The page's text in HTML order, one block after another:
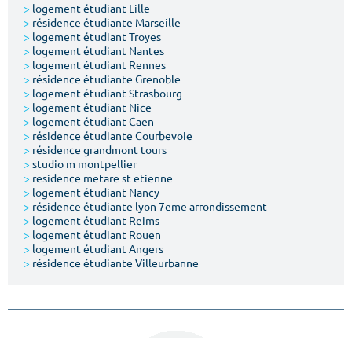
Votre date d'entrée
Chercher
> logement étudiant Lille
> résidence étudiante Marseille
> logement étudiant Troyes
> logement étudiant Nantes
> logement étudiant Rennes
> résidence étudiante Grenoble
> logement étudiant Strasbourg
> logement étudiant Nice
> logement étudiant Caen
> résidence étudiante Courbevoie
> résidence grandmont tours
> studio m montpellier
> residence metare st etienne
> logement étudiant Nancy
> résidence étudiante lyon 7eme arrondissement
> logement étudiant Reims
> logement étudiant Rouen
> logement étudiant Angers
> résidence étudiante Villeurbanne